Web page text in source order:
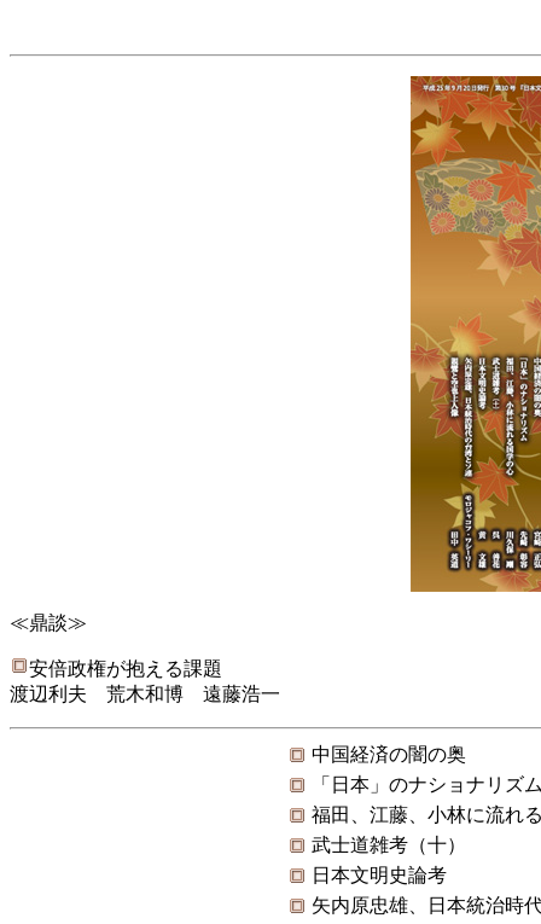
≪鼎談≫
安倍政権が抱える課題
渡辺利夫 荒木和博 遠藤浩一
中国経済の闇の奥
「日本」のナショナリズ
福田、江藤、小林に流れ
武士道雑考（十）
日本文明史論考
矢内原忠雄、日本統治時